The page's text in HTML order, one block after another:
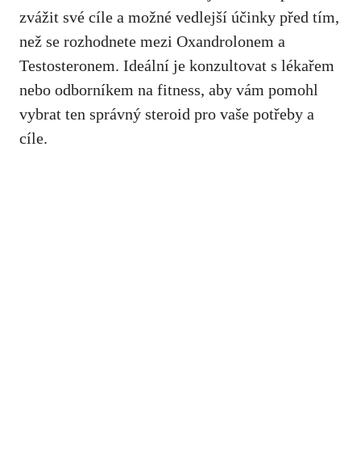
zvážit své cíle a možné vedlejší účinky před tím,
než se rozhodnete mezi Oxandrolonem a
Testosteronem. Ideální je konzultovat s lékařem
nebo odborníkem na fitness, aby vám pomohl
vybrat ten správný steroid pro vaše potřeby a
cíle.